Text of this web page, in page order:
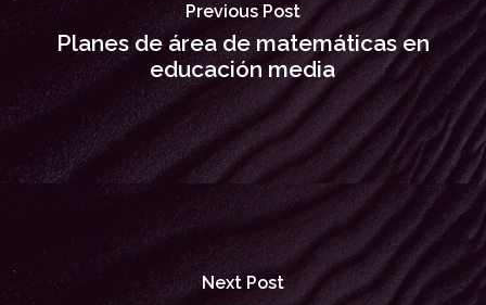
Previous Post
Planes de área de matemáticas en
educación media
Next Post